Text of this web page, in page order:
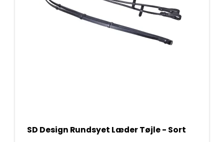
SD Design Rundsyet Læder Tøjle - Sort